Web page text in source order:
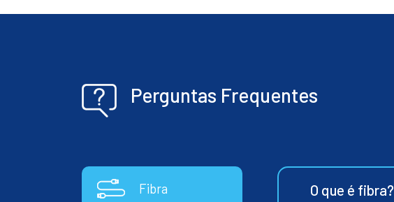
Perguntas Frequentes
Fibra O que é fibra?